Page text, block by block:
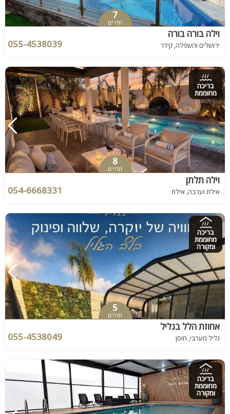
7
חדרים
וילה בורה בורה
ירושלים והשפלה, קידר 055-4538039
בריכה
מחוממת
8
חדרים
וילה תלתן
אילת וערבה, אילת 054-6668331
בריכה
מחוממת
ומקורה
5
חדרים
אחוזת הלל בגליל
גליל מערבי, חוסן 055-4538049
בריכה
מחוממת
ומקורה